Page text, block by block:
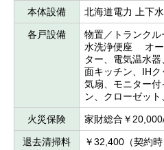
本体設備 北海道電力 上下
各戸設備
物置／トランク
水洗浄便座 オ
ター、電気温水
面キッチン、IH
気扇、モニター
ン、クローゼッ
火災保険 家財総合￥
退去清掃料 ￥32,400（契約時